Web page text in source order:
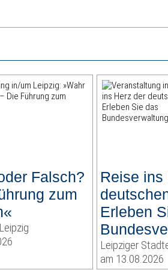
Falsch?
zum
Reise ins
Erleben
Leipziger
am 13.08.2026